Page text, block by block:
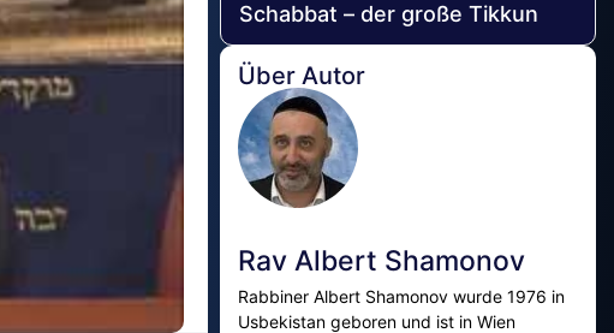
Schabbat – der große Tikkun
Über Autor
Rav Albert Shamonov
Rabbiner Albert Shamonov wurde 1976 in
Usbekistan geboren und ist in Wien